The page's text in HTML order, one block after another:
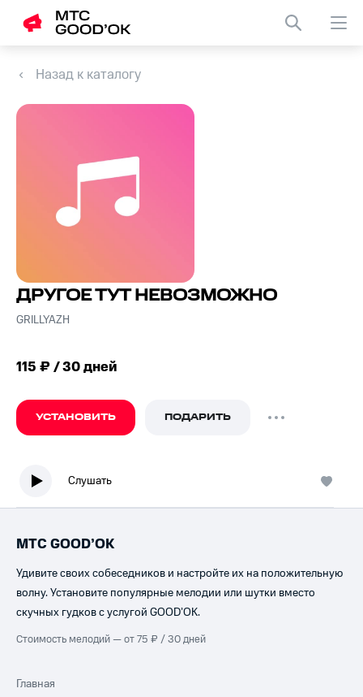
Назад к каталогу
ДРУГОЕ ТУТ НЕВОЗМОЖНО
GRILLYAZH
115 ₽ / 30 дней
УСТАНОВИТЬ ПОДАРИТЬ
Слушать
МТС GOOD’OK
Удивите своих собеседников и настройте их на положительную
волну. Установите популярные мелодии или шутки вместо
скучных гудков с услугой GOOD’OK.
Стоимость мелодий — от 75 ₽ / 30 дней
Главная